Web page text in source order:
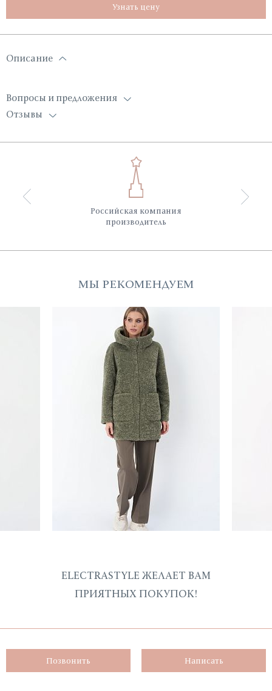
Узнать цену
Описание
Вопросы и предложения
Отзывы
Российская компания
производитель
МЫ РЕКОМЕНДУЕМ
ELECTRASTYLE ЖЕЛАЕТ ВАМ
ПРИЯТНЫХ ПОКУПОК!
Позвонить Написать